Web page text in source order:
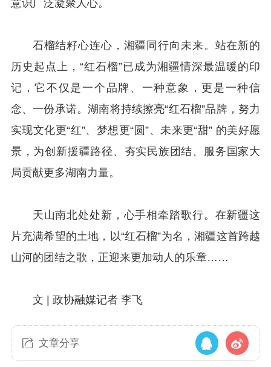
意识广泛凝聚人心。
石榴结籽心连心，湘疆同行向未来。站在新的
历史起点上，“红石榴”已成为湘疆情深最温暖的印
记，它不仅是一个品牌、一种意象，更是一种信
念、一份承诺。湖南将持续擦亮“红石榴”品牌，努力
实现文化更“红”、梦想更“圆”、未来更“甜” 的美好愿
景，为创新援疆路径、夯实民族团结、服务国家大
局贡献更多湖南力量。
天山南北处处新，心手相牵踏歌行。在新疆这
片充满希望的土地，以“红石榴”为名，湘疆这首跨越
山河的团结之歌，正迎来更加动人的乐章……
文 | 政协融媒记者 李飞
文章分享